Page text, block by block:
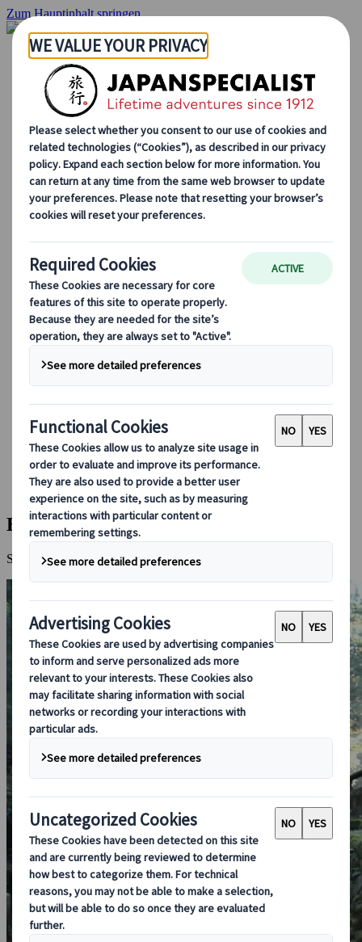
Zum Hauptinhalt springen
Startseite
Rundreisen
Individuelle Reisen
Gruppenreisen
Selbstfahrerreisen
Ausflüge
Maßgeschneiderte Gruppenreisen
Japan Rail Pass
Wie wir arbeiten
Über uns
Treffen Sie unser Team
Werden Sie Teil unseres Teams
Saisonale Reisetipps
Highlights des Reiseziels
Kulturelle Einblicke
Kulinarische Erlebnisse
Entdecke Japan mit dem Zug
Häufig gestellte Fragen
Wichtige Informationen
Etikette in Japan
Autofahren in Japan
Bei uns buchen
Japan Rail Pass
Unterkunft
Online-Beratung
Japanspecialist
Reiseziele
Alle Reiseziele
Berg Koya
Berg Koya
Spirituelles Herz Japans mit alten Tempeln und ruhiger Atmosphäre